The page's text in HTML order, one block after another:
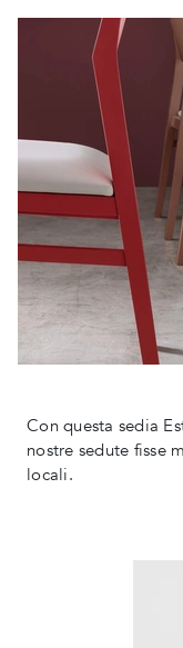
Con questa sedia
nostre sedute fisse
locali.